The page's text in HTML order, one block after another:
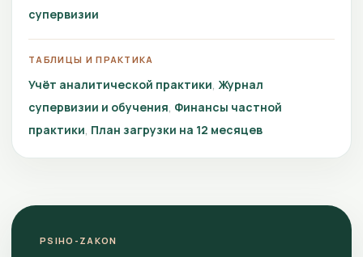
супервизии
ТАБЛИЦЫ И ПРАКТИКА
Учёт аналитической практики Журнал
супервизии и обучения Финансы частной
практики План загрузки на 12 месяцев
PSIHO-ZAKON